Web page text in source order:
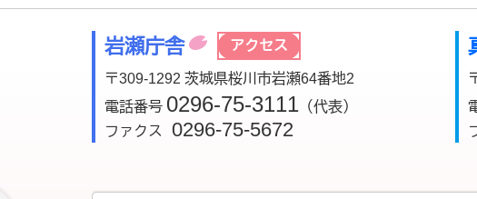
岩瀬庁舎 アクセス
〒309-1292 茨城県桜川市岩瀬64番地2
電話番号 0296-75-3111 （代表）
ファクス
0296-75-5672